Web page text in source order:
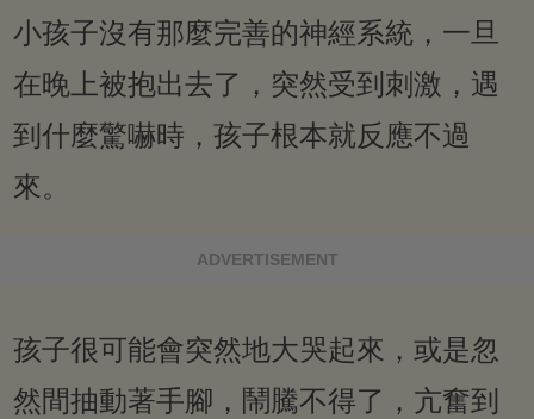
小孩子沒有那麼完善的神經系統，一旦
在晚上被抱出去了，突然受到刺激，遇
到什麼驚嚇時，孩子根本就反應不過
來。
ADVERTISEMENT
孩子很可能會突然地大哭起來，或是忽
然間抽動著手腳，鬧騰不得了，亢奮到